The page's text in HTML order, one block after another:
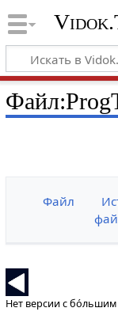
Файл
Нет версии с